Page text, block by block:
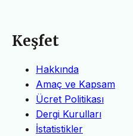
Keşfet
Hakkında
Amaç ve Kapsam
Ücret Politikası
Dergi Kurulları
İstatistikler